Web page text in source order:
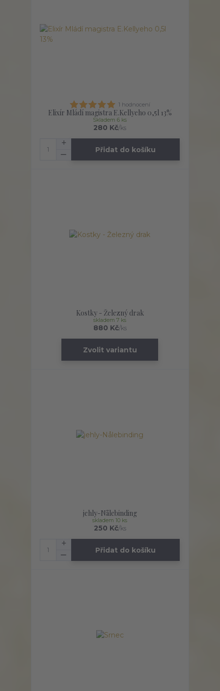
1 hodnocení
Elixír Mládí magistra E.Kellyeho 0,5l 13%
280 Kč/ks
Skladem 6 ks
Přidat do košíku
Kostky - Železný drak
880 Kč/ks
skladem 7 ks
Zvolit variantu
jehly-Nålebinding
250 Kč/ks
skladem 10 ks
Přidat do košíku